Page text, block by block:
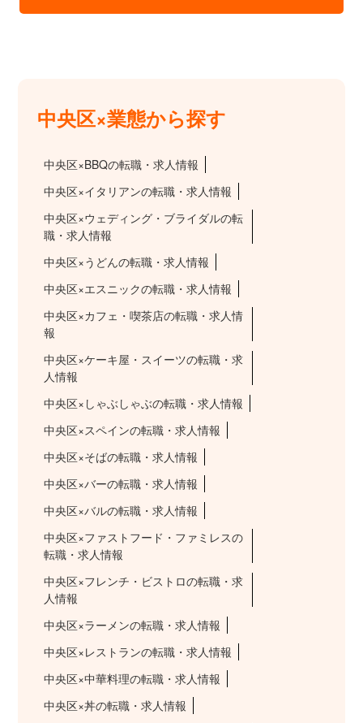
中央区×業態から探す
中央区×BBQの転職・求人情報
中央区×イタリアンの転職・求人情報
中央区×ウェディング・ブライダルの転
職・求人情報
中央区×うどんの転職・求人情報
中央区×エスニックの転職・求人情報
中央区×カフェ・喫茶店の転職・求人情
報
中央区×ケーキ屋・スイーツの転職・求
人情報
中央区×しゃぶしゃぶの転職・求人情報
中央区×スペインの転職・求人情報
中央区×そばの転職・求人情報
中央区×バーの転職・求人情報
中央区×バルの転職・求人情報
中央区×ファストフード・ファミレスの
転職・求人情報
中央区×フレンチ・ビストロの転職・求
人情報
中央区×ラーメンの転職・求人情報
中央区×レストランの転職・求人情報
中央区×中華料理の転職・求人情報
中央区×丼の転職・求人情報